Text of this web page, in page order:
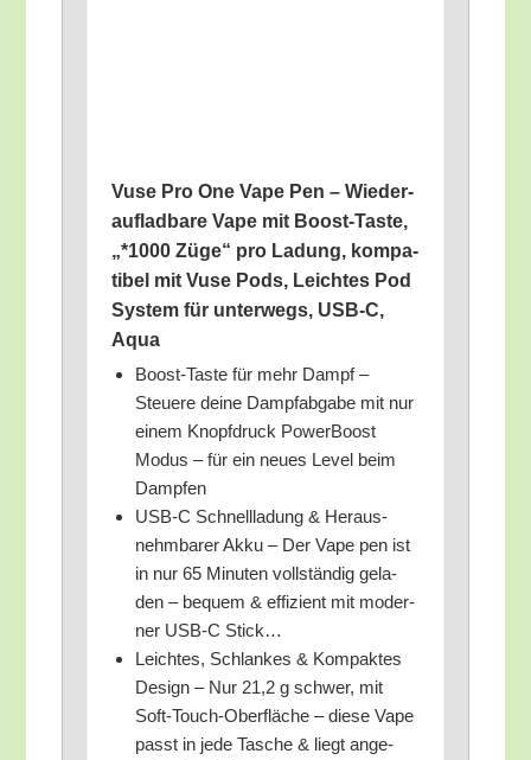
Vuse Pro One Vape Pen – Wie­der­
auf­lad­ba­re Vape mit Boost-Tas­te,
„*1000 Züge“ pro Ladung, kom­pa­
ti­bel mit Vuse Pods, Leich­tes Pod
Sys­tem für unter­wegs, USB‑C,
Aqua
Boost-Tas­te für mehr Dampf –
Steue­re dei­ne Dampf­ab­ga­be mit nur
einem Knopf­druck Power­Boost
Modus – für ein neu­es Level beim
Dampfen
USB‑C Schnell­la­dung & Her­aus­
nehm­ba­rer Akku – Der Vape pen ist
in nur 65 Minu­ten voll­stän­dig gela­
den – bequem & effi­zi­ent mit moder­
ner USB‑C Stick…
Leich­tes, Schlan­kes & Kom­pak­tes
Design – Nur 21,2 g schwer, mit
Soft-Touch-Ober­flä­che – die­se Vape
passt in jede Tasche & liegt ange­